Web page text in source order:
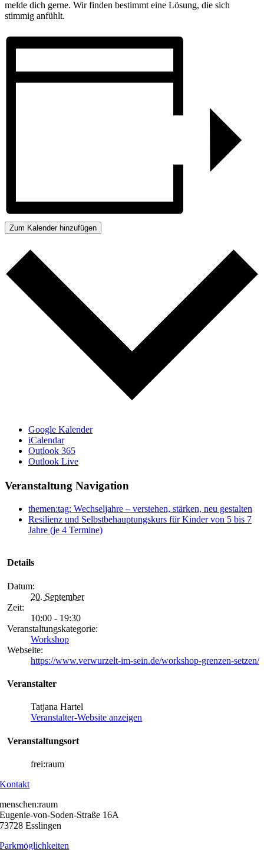
melde dich gerne. Wir finden bestimmt eine Lösung, die sich
stimmig anfühlt.
Zum Kalender hinzufügen
Google Kalender
iCalendar
Outlook 365
Outlook Live
Veranstaltung Navigation
themen:tag: Wechseljahre – verstehen, stärken, neu gestalten
Resilienz und Selbstbehauptungskurs für Kinder von 5 bis 7
Jahre (je 4 Termine)
Details
Datum:
20. September
Zeit:
10:00 - 19:30
Veranstaltungskategorie:
Workshop
Webseite:
https://www.verwurzelt-im-sein.de/workshop-grenzen-setzen/
Veranstalter
Tatjana Hartel
Veranstalter-Website anzeigen
Veranstaltungsort
frei:raum
Kontakt
menschen:raum
Eugenie-von-Soden-Straße 16A
73728 Esslingen
Parkmöglichkeiten